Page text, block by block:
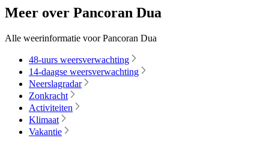
Meer over Pancoran Dua
Alle weerinformatie voor Pancoran Dua
48-uurs weersverwachting
14-daagse weersverwachting
Neerslagradar
Zonkracht
Activiteiten
Klimaat
Vakantie